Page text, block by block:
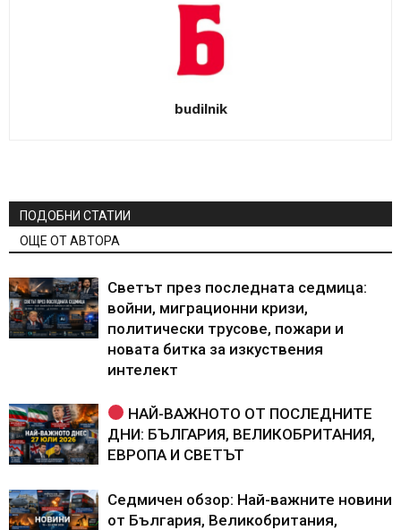
budilnik
ПОДОБНИ СТАТИИ
ОЩЕ ОТ АВТОРА
Светът през последната седмица:
войни, миграционни кризи,
политически трусове, пожари и
новата битка за изкуствения
интелект
НАЙ-ВАЖНОТО ОТ ПОСЛЕДНИТЕ
ДНИ: БЪЛГАРИЯ, ВЕЛИКОБРИТАНИЯ,
ЕВРОПА И СВЕТЪТ
Седмичен обзор: Най-важните новини
от България, Великобритания,